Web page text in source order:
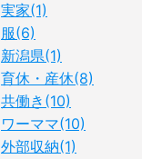
実家(1)
服(6)
新潟県(1)
育休・産休(8)
共働き(10)
ワーママ(10)
外部収納(1)